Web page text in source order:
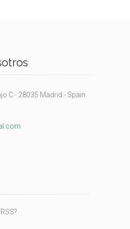
C - 28035 Madrid - Spain